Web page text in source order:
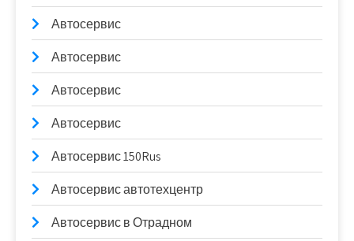
Автосервис
Автосервис
Автосервис
Автосервис
Автосервис 150Rus
Автосервис автотехцентр
Автосервис в Отрадном